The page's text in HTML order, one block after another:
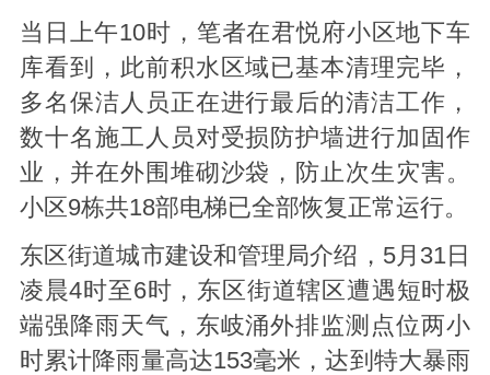
当日上午10时，笔者在君悦府小区地下车
库看到，此前积水区域已基本清理完毕，
多名保洁人员正在进行最后的清洁工作，
数十名施工人员对受损防护墙进行加固作
业，并在外围堆砌沙袋，防止次生灾害。
小区9栋共18部电梯已全部恢复正常运行。
东区街道城市建设和管理局介绍，5月31日
凌晨4时至6时，东区街道辖区遭遇短时极
端强降雨天气，东岐涌外排监测点位两小
时累计降雨量高达153毫米，达到特大暴雨